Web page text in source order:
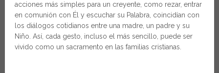
acciones más simples para un creyente, como rezar, entrar
en comunión con Él y escuchar su Palabra, coincidían con
los diálogos cotidianos entre una madre, un padre y su
Niño. Así, cada gesto, incluso el más sencillo, puede ser
vivido como un sacramento en las familias cristianas.